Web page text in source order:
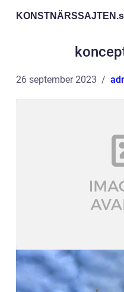
KONSTNÄRSSAJTEN.
26 september 2023